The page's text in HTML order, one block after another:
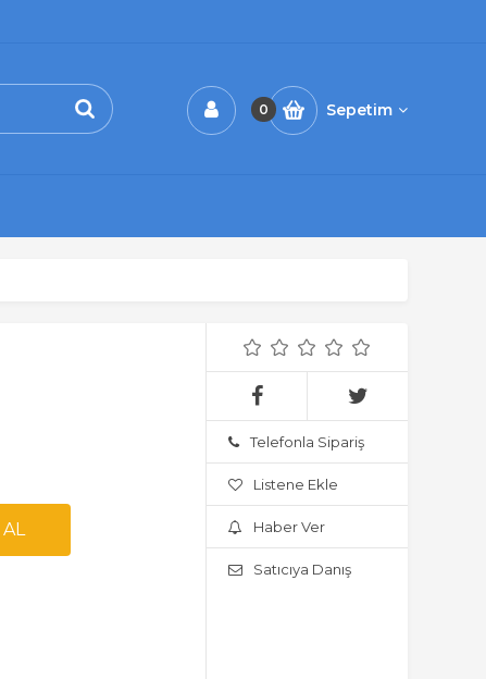
0 Sepetim
Telefonla Sipariş
Listene Ekle
Haber Ver
Satıcıya Danış